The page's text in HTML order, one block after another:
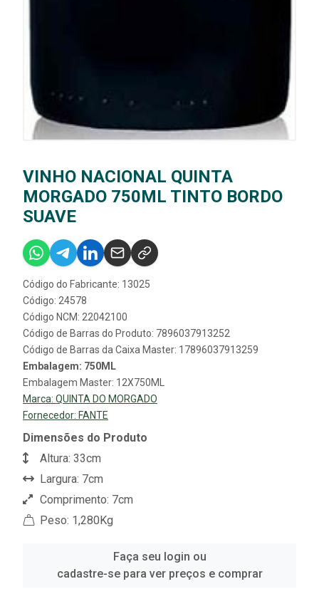
VINHO NACIONAL QUINTA
MORGADO 750ML TINTO BORDO
SUAVE
Código do Fabricante: 13025
Código: 24578
Código NCM: 22042100
Código de Barras do Produto: 7896037913252
Código de Barras da Caixa Master: 17896037913259
Embalagem: 750ML
Embalagem Master: 12X750ML
Marca: QUINTA DO MORGADO
Fornecedor: FANTE
Dimensões do Produto
Altura: 33cm
Largura: 7cm
Comprimento: 7cm
Peso: 1,280Kg
Faça seu login ou
cadastre-se para ver preços e comprar